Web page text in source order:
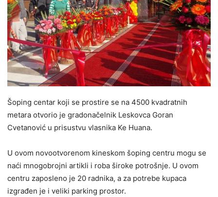
Šoping centar koji se prostire se na 4500 kvadratnih
metara otvorio je gradonačelnik Leskovca Goran
Cvetanović u prisustvu vlasnika Ke Huana.
U ovom novootvorenom kineskom šoping centru mogu se
naći mnogobrojni artikli i roba široke potrošnje. U ovom
centru zaposleno je 20 radnika, a za potrebe kupaca
izgrađen je i veliki parking prostor.